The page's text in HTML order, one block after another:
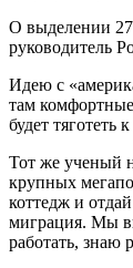
О выделении 27
руководитель
Идею с
там
будет
Тот же ученый
крупных
коттедж и
миграция. Мы
работать, знаю